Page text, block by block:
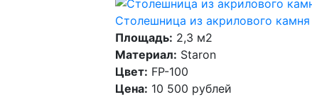
Столешница из акрилового
Площадь: 2,3 м2
Материал: Staron
Цвет: FP-100
Цена: 10 500 рублей